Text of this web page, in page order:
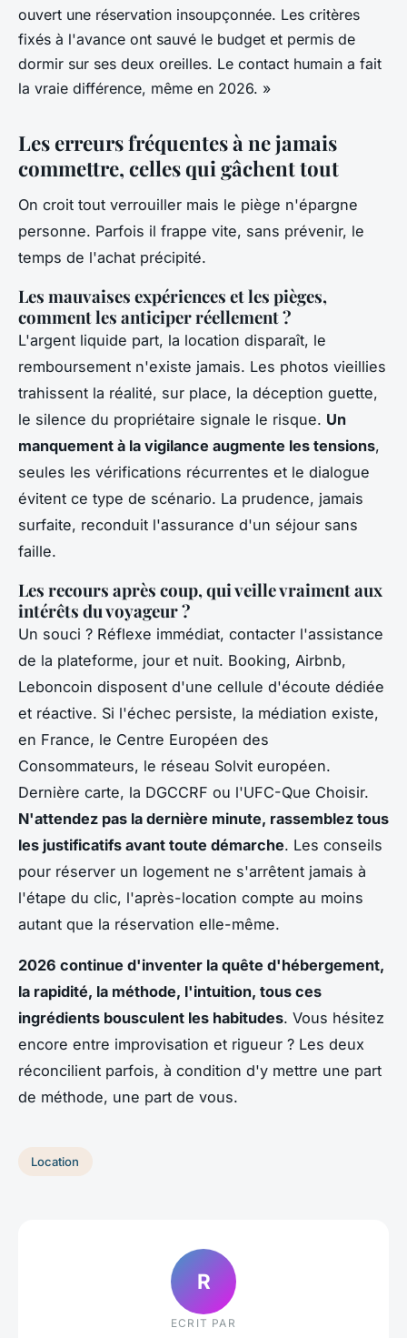
ouvert une réservation insoupçonnée. Les critères
fixés à l'avance ont sauvé le budget et permis de
dormir sur ses deux oreilles. Le contact humain a fait
la vraie différence, même en 2026. »
Les erreurs fréquentes à ne jamais
commettre, celles qui gâchent tout
On croit tout verrouiller mais le piège n'épargne
personne. Parfois il frappe vite, sans prévenir, le
temps de l'achat précipité.
Les mauvaises expériences et les pièges,
comment les anticiper réellement ?
L'argent liquide part, la location disparaît, le
remboursement n'existe jamais. Les photos vieillies
trahissent la réalité, sur place, la déception guette,
le silence du propriétaire signale le risque. Un
manquement à la vigilance augmente les tensions,
seules les vérifications récurrentes et le dialogue
évitent ce type de scénario. La prudence, jamais
surfaite, reconduit l'assurance d'un séjour sans
faille.
Les recours après coup, qui veille vraiment aux
intérêts du voyageur ?
Un souci ? Réflexe immédiat, contacter l'assistance
de la plateforme, jour et nuit. Booking, Airbnb,
Leboncoin disposent d'une cellule d'écoute dédiée
et réactive. Si l'échec persiste, la médiation existe,
en France, le Centre Européen des
Consommateurs, le réseau Solvit européen.
Dernière carte, la DGCCRF ou l'UFC-Que Choisir.
N'attendez pas la dernière minute, rassemblez tous
les justificatifs avant toute démarche. Les conseils
pour réserver un logement ne s'arrêtent jamais à
l'étape du clic, l'après-location compte au moins
autant que la réservation elle-même.
2026 continue d'inventer la quête d'hébergement,
la rapidité, la méthode, l'intuition, tous ces
ingrédients bousculent les habitudes. Vous hésitez
encore entre improvisation et rigueur ? Les deux
réconcilient parfois, à condition d'y mettre une part
de méthode, une part de vous.
Location
R
ECRIT PAR